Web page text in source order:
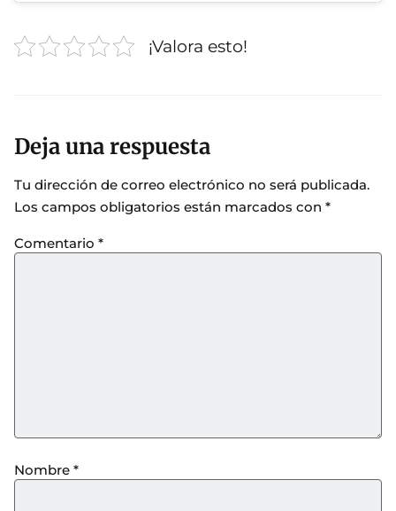
¡Valora esto!
Deja una respuesta
Tu dirección de correo electrónico no será publicada.
Los campos obligatorios están marcados con *
Comentario *
Nombre *